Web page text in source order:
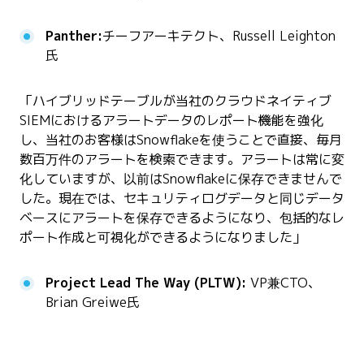
Panther:チーフアーキテクト、Russell Leighton
氏
「ハイブリッドテーブルが当社のクラウドネイティブ
SIEMにおけるアラートデータのレポート機能を強化
し、当社のお客様はSnowflakeを使うことで直接、毎月
数百万件のアラートを検索できます。アラートは常に変
化していますが、以前はSnowflakeに保存できませんで
した。現在では、セキュリティログデータと同じデータ
ベースにアラートを保存できるようになり、包括的なレ
ポート作成と可視化ができるようになりました」
Project Lead The Way (PLTW): VP兼CTO、
Brian Greiwe氏